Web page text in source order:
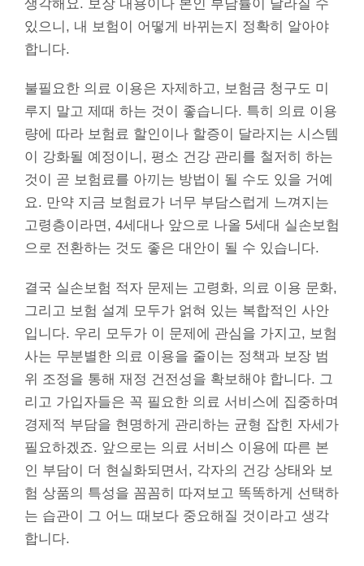
생각해요. 보장 내용이나 본인 부담률이 달라질 수
있으니, 내 보험이 어떻게 바뀌는지 정확히 알아야
합니다.
불필요한 의료 이용은 자제하고, 보험금 청구도 미
루지 말고 제때 하는 것이 좋습니다. 특히 의료 이용
량에 따라 보험료 할인이나 할증이 달라지는 시스템
이 강화될 예정이니, 평소 건강 관리를 철저히 하는
것이 곧 보험료를 아끼는 방법이 될 수도 있을 거예
요. 만약 지금 보험료가 너무 부담스럽게 느껴지는
고령층이라면, 4세대나 앞으로 나올 5세대 실손보험
으로 전환하는 것도 좋은 대안이 될 수 있습니다.
결국 실손보험 적자 문제는 고령화, 의료 이용 문화,
그리고 보험 설계 모두가 얽혀 있는 복합적인 사안
입니다. 우리 모두가 이 문제에 관심을 가지고, 보험
사는 무분별한 의료 이용을 줄이는 정책과 보장 범
위 조정을 통해 재정 건전성을 확보해야 합니다. 그
리고 가입자들은 꼭 필요한 의료 서비스에 집중하며
경제적 부담을 현명하게 관리하는 균형 잡힌 자세가
필요하겠죠. 앞으로는 의료 서비스 이용에 따른 본
인 부담이 더 현실화되면서, 각자의 건강 상태와 보
험 상품의 특성을 꼼꼼히 따져보고 똑똑하게 선택하
는 습관이 그 어느 때보다 중요해질 것이라고 생각
합니다.